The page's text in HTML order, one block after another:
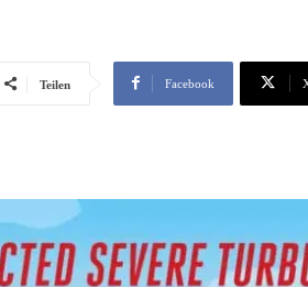
Teilen Facebook